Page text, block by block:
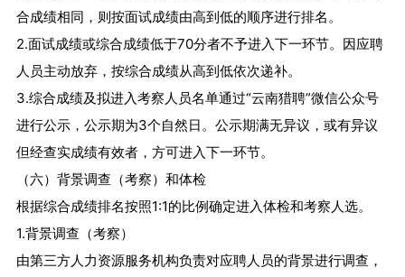
合成绩相同，则按面试成绩由高到低的顺序进行排名。
2.面试成绩或综合成绩低于70分者不予进入下一环节。因应聘
人员主动放弃，按综合成绩从高到低依次递补。
3.综合成绩及拟进入考察人员名单通过“云南猎聘”微信公众号
进行公示，公示期为3个自然日。公示期满无异议，或有异议
但经查实成绩有效者，方可进入下一环节。
（六）背景调查（考察）和体检
根据综合成绩排名按照1:1的比例确定进入体检和考察人选。
1.背景调查（考察）
由第三方人力资源服务机构负责对应聘人员的背景进行调查，